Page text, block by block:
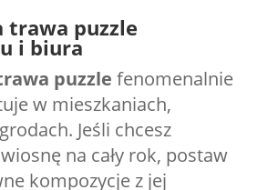
trawa puzzle
i biura
puzzle fenomenalnie
w mieszkaniach,
Jeśli chcesz
na cały rok, postaw
kompozycje z jej